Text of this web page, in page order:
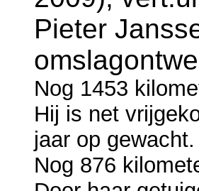
Pieter
Nog 1453
Hij is net
jaar op
Nog 876